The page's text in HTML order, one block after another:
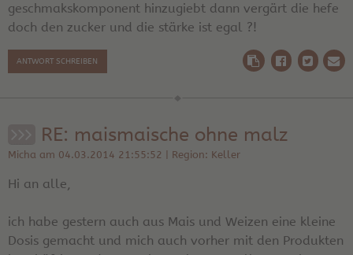
geschmakskomponent hinzugiebt dann vergärt die hefe
doch den zucker und die stärke ist egal ?!
ANTWORT SCHREIBEN
RE: maismaische ohne malz
Micha am 04.03.2014 21:55:52 | Region: Keller
Hi an alle,
ich habe gestern auch aus Mais und Weizen eine kleine
Dosis gemacht und mich auch vorher mit den Produkten